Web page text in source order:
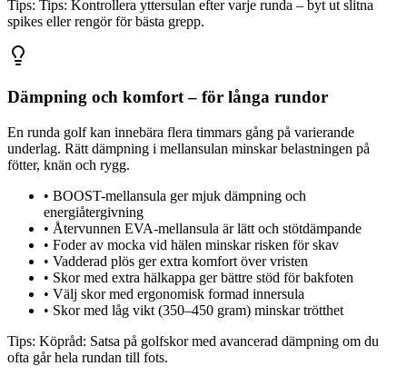
Tips: Tips: Kontrollera yttersulan efter varje runda – byt ut slitna
spikes eller rengör för bästa grepp.
Dämpning och komfort – för långa rundor
En runda golf kan innebära flera timmars gång på varierande
underlag. Rätt dämpning i mellansulan minskar belastningen på
fötter, knän och rygg.
• BOOST-mellansula ger mjuk dämpning och
energiåtergivning
• Återvunnen EVA-mellansula är lätt och stötdämpande
• Foder av mocka vid hälen minskar risken för skav
• Vadderad plös ger extra komfort över vristen
• Skor med extra hälkappa ger bättre stöd för bakfoten
• Välj skor med ergonomisk formad innersula
• Skor med låg vikt (350–450 gram) minskar trötthet
Tips: Köpråd: Satsa på golfskor med avancerad dämpning om du
ofta går hela rundan till fots.